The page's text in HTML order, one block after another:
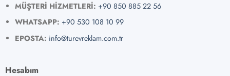
MÜŞTERİ HİZMETLERİ: +90 850 885 22 56
WHATSAPP: +90 530 108 10 99
EPOSTA: info@turevreklam.com.tr
Hesabım